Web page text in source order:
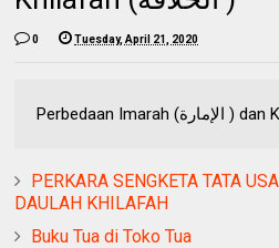
0 Tuesday, April 21, 2020
PERKARA SENGKETA TATA
DAULAH KHILAFAH
Buku Tua di Toko Tua